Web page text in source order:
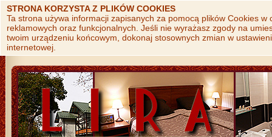
STRONA KORZYSTA Z PLIKÓW COOKIES
Ta strona używa informacji zapisanych za pomocą plików Cookies w
reklamowych oraz funkcjonalnych. Jeśli nie wyrażasz zgody na
twoim urządzeniu końcowym, dokonaj stosownych zmian w
internetowej.